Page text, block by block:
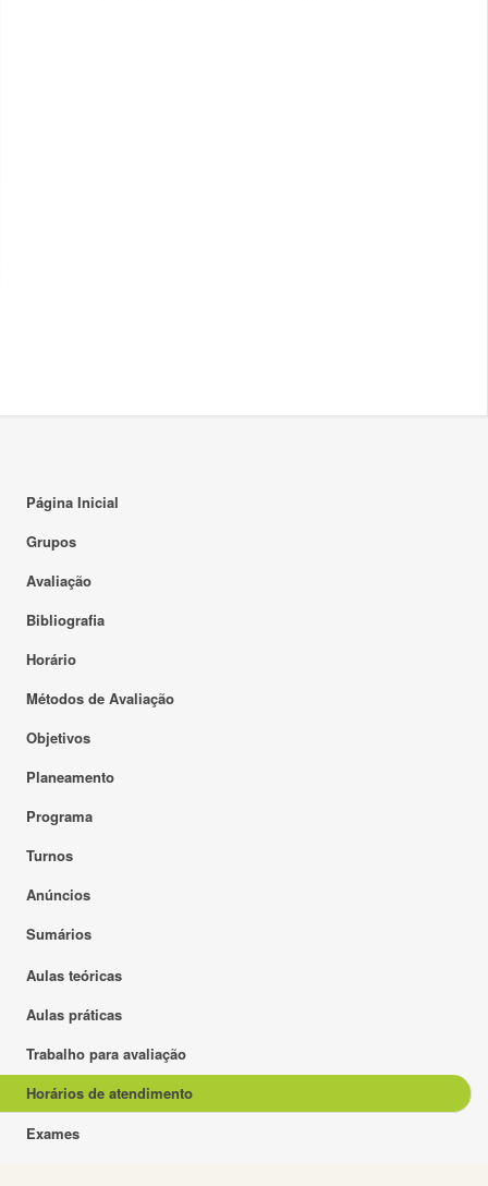
Página Inicial
Grupos
Avaliação
Bibliografia
Horário
Métodos de Avaliação
Objetivos
Planeamento
Programa
Turnos
Anúncios
Sumários
Aulas teóricas
Aulas práticas
Trabalho para avaliação
Horários de atendimento
Exames